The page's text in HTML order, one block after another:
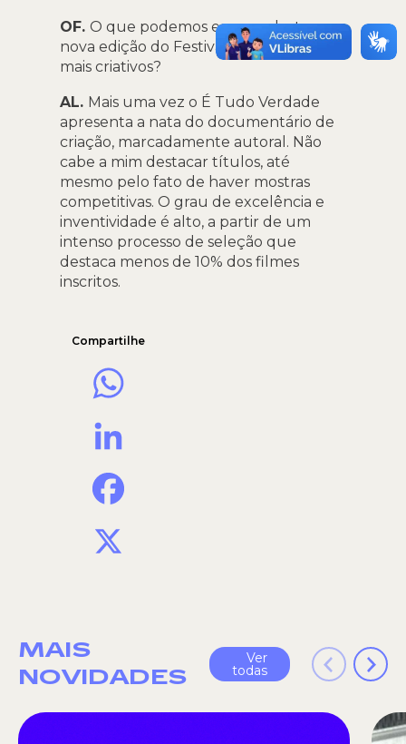
OF. O que podemos esperar desta
nova edição do Festival? Quais os filmes
mais criativos?
AL. Mais uma vez o É Tudo Verdade
apresenta a nata do documentário de
criação, marcadamente autoral. Não
cabe a mim destacar títulos, até
mesmo pelo fato de haver mostras
competitivas. O grau de excelência e
inventividade é alto, a partir de um
intenso processo de seleção que
destaca menos de 10% dos filmes
inscritos.
Compartilhe
MAIS
NOVIDADES
Ver
todas